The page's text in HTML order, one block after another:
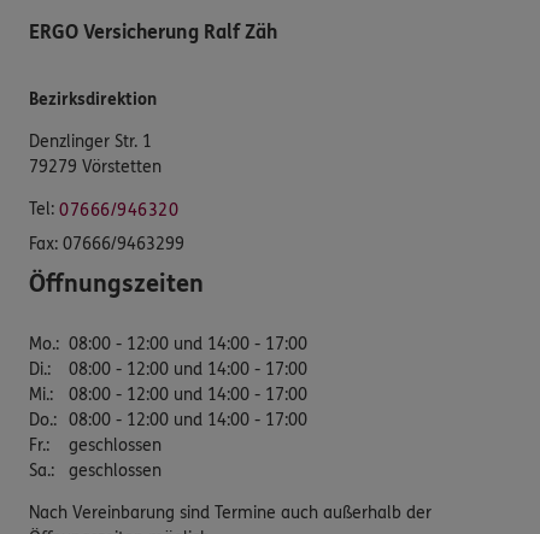
ERGO Versicherung Ralf Zäh
Bezirksdirektion
Denzlinger Str. 1
79279 Vörstetten
Tel: 07666/946320
Fax: 07666/9463299
Öffnungszeiten
Mo.: 08:00 - 12:00 und 14:00 - 17:00
Di.:
08:00 - 12:00 und 14:00 - 17:00
Mi.:
08:00 - 12:00 und 14:00 - 17:00
Do.: 08:00 - 12:00 und 14:00 - 17:00
Fr.:
geschlossen
Sa.: geschlossen
Nach Vereinbarung sind Termine auch außerhalb der